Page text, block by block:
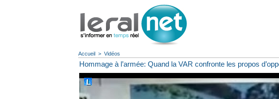
Accueil > Vidéos
Hommage à l’armée: Quand la VAR confronte les propos